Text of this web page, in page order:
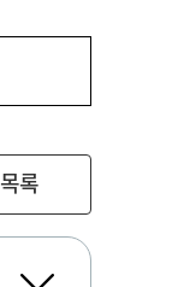
목록